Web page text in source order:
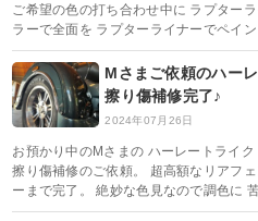
ご希望の色の打ち合わせ中に ラプター
ラーで全面を ラプターライナーでペイ
Mさまご依頼のハー
擦り傷補修完了♪
2024年07月26日
お預かり中のMさまの ハーレートライ
擦り傷補修のご依頼。 超高額なリアフ
ーまで完了。 絶妙な色見なので調色に